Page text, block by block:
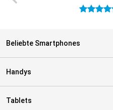
4.9 Sterne
Beliebte Smartphones
Handys
Tablets